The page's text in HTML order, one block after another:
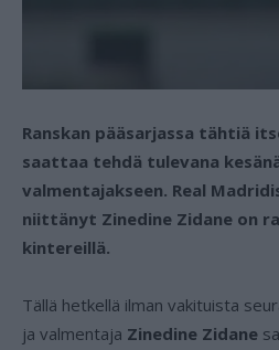
Ranskan pääsarjassa tähtiä
saattaa tehdä tulevana
valmentajakseen. Real
niittänyt Zinedine Zidane on
kintereillä.
Tällä hetkellä ilman vakituista
ja valmentaja Zinedine Zidane